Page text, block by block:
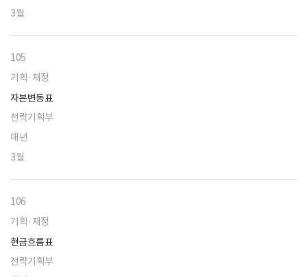
3월
105
기획·재정
자본변동표
전략기획부
매년
3월
106
기획·재정
현금흐름표
전략기획부